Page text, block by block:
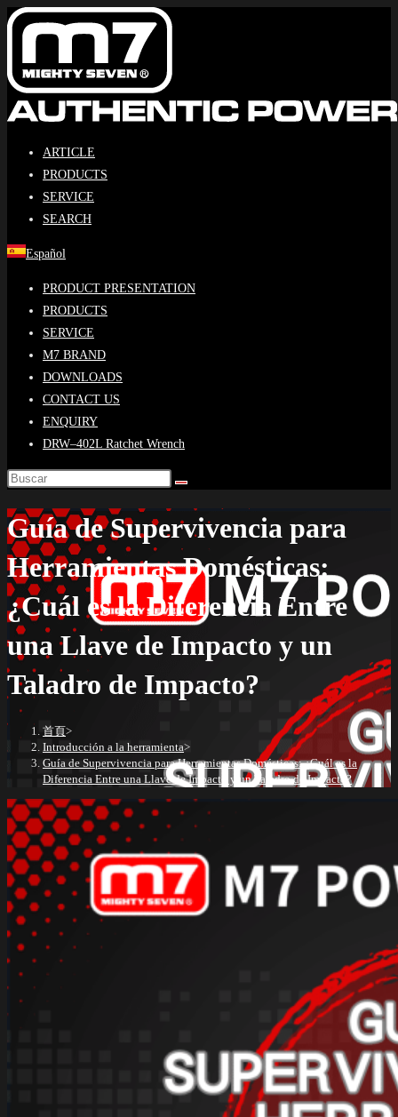
Ir
contenido
ARTICLE
PRODUCTS
SERVICE
SEARCH
Español
PRODUCT PRESENTATION
PRODUCTS
SERVICE
M7 BRAND
DOWNLOADS
CONTACT US
ENQUIRY
DRW–402L Ratchet Wrench
Guía de Supervivencia para
Herramientas Domésticas:
¿Cuál es la Diferencia Entre
una Llave de Impacto y un
Taladro de Impacto?
首頁>
Introducción a la herramienta>
Guía de Supervivencia para Herramientas Domésticas: ¿Cuál es la
Diferencia Entre una Llave de Impacto y un Taladro de Impacto?